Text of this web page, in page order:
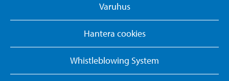
Varuhus
Hantera cookies
Whistleblowing System